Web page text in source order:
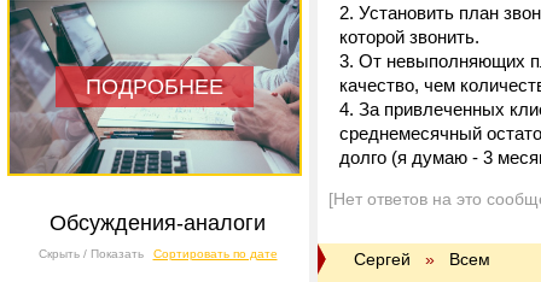
ПОДРОБНЕЕ
Обсуждения-аналоги
Скрыть / Показать Сортировать по дате
2. Установить план
которой звонить.
3. От невыполняющих
качество, чем
4. За привлеченных
среднемесячный
долго (я думаю - 3
[Нет ответов на это
Сергей » Всем